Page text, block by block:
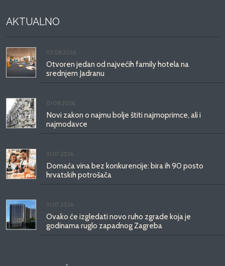
AKTUALNO
03.08.2026.
Otvoren jedan od najvećih family hotela na
srednjem Jadranu
01.08.2026.
Novi zakon o najmu bolje štiti najmoprimce, ali i
najmodavce
31.07.2026.
Domaća vina bez konkurencije: bira ih 90 posto
hrvatskih potrošača
31.07.2026.
Ovako će izgledati novo ruho zgrade koja je
godinama ruglo zapadnog Zagreba